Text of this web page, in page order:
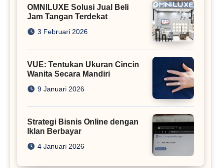
OMNILUXE Solusi Jual Beli
Jam Tangan Terdekat
3 Februari 2026
VUE: Tentukan Ukuran Cincin
Wanita Secara Mandiri
9 Januari 2026
Strategi Bisnis Online dengan
Iklan Berbayar
4 Januari 2026